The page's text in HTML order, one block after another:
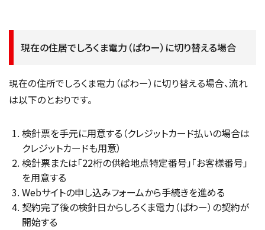
現在の住居でしろくま電力（ぱわー）に切り替える場合
現在の住所でしろくま電力（ぱわー）に切り替える場合、流れ
は以下のとおりです。
検針票を手元に用意する（クレジットカード払いの場合は
クレジットカードも用意）
検針票または「22桁の供給地点特定番号」「お客様番号」
を用意する
Webサイトの申し込みフォームから手続きを進める
契約完了後の検針日からしろくま電力（ぱわー）の契約が
開始する